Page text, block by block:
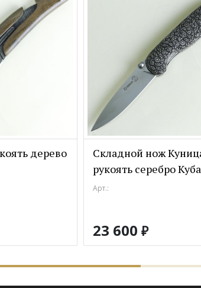
дерево
Складной нож
рукоять серебро
Арт.:
23 600 ₽